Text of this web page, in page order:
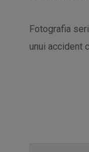
Fotografia
unui accident